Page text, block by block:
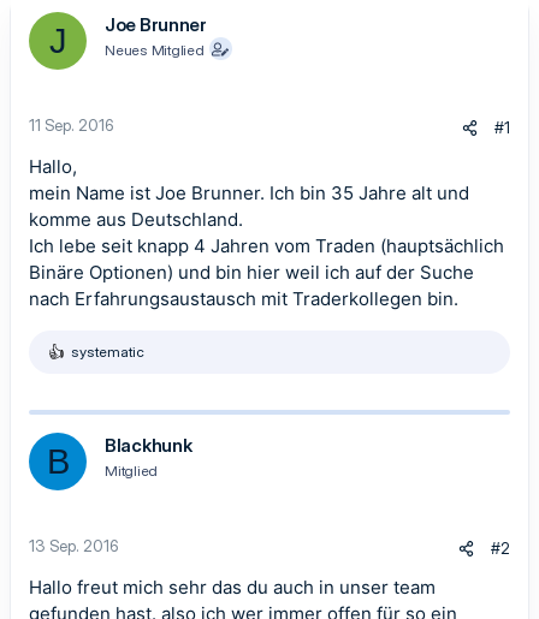
J Joe Brunner
Neues Mitglied
11 Sep. 2016 #1
Hallo,
mein Name ist Joe Brunner. Ich bin 35 Jahre alt und
komme aus Deutschland.
Ich lebe seit knapp 4 Jahren vom Traden (hauptsächlich
Binäre Optionen) und bin hier weil ich auf der Suche
nach Erfahrungsaustausch mit Traderkollegen bin.
R
k
t
o
n
systematic
B Blackhunk
Mitglied
13 Sep. 2016 #2
Hallo freut mich sehr das du auch in unser team
gefunden hast. also ich wer immer offen für so ein